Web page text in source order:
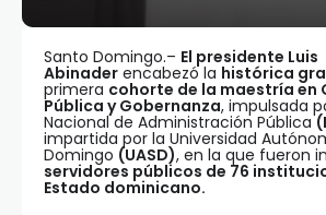
Santo Domingo.– El presidente Luis
Abinader encabezó la histórica
primera cohorte de la maestría en
Pública y Gobernanza, impulsada
Nacional de Administración Pública
impartida por la Universidad
Domingo (UASD), en la que fueron
servidores públicos de 76
Estado dominicano.